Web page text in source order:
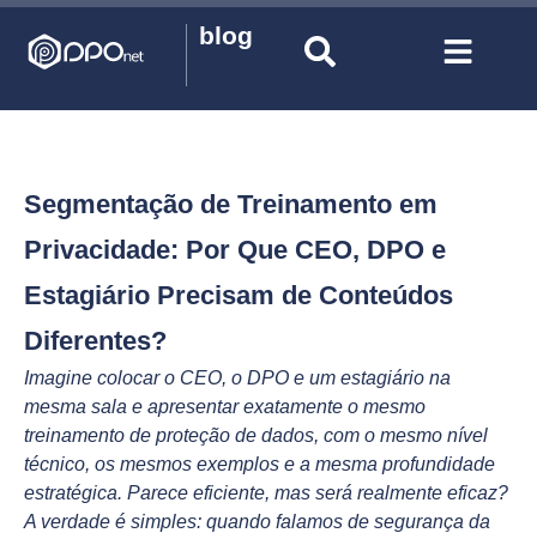
blog
Segmentação de Treinamento em
Privacidade: Por Que CEO, DPO e
Estagiário Precisam de Conteúdos
Diferentes?
Imagine colocar o CEO, o DPO e um estagiário na
mesma sala e apresentar exatamente o mesmo
treinamento de proteção de dados, com o mesmo nível
técnico, os mesmos exemplos e a mesma profundidade
estratégica. Parece eficiente, mas será realmente eficaz?
A verdade é simples: quando falamos de segurança da